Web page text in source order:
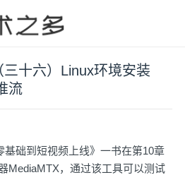
十六）Linux环境安装
流
基础到短视频上线》一书在第10章
MediaMTX，通过该工具可以测试